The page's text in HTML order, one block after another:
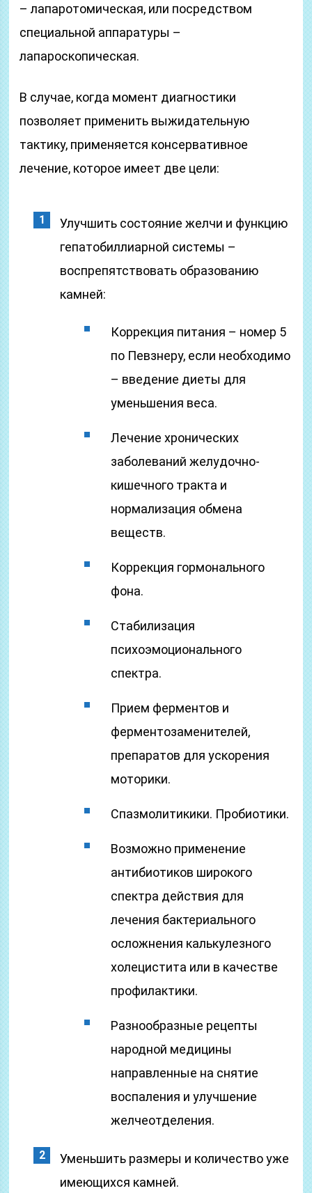
– лапаротомическая, или посредством
специальной аппаратуры –
лапароскопическая.
В случае, когда момент диагностики
позволяет применить выжидательную
тактику, применяется консервативное
лечение, которое имеет две цели:
Улучшить состояние желчи и функцию
гепатобиллиарной системы –
воспрепятствовать образованию
камней:
Коррекция питания – номер 5
по Певзнеру, если необходимо
– введение диеты для
уменьшения веса.
Лечение хронических
заболеваний желудочно-
кишечного тракта и
нормализация обмена
веществ.
Коррекция гормонального
фона.
Стабилизация
психоэмоционального
спектра.
Прием ферментов и
ферментозаменителей,
препаратов для ускорения
моторики.
Спазмолитикики. Пробиотики.
Возможно применение
антибиотиков широкого
спектра действия для
лечения бактериального
осложнения калькулезного
холецистита или в качестве
профилактики.
Разнообразные рецепты
народной медицины
направленные на снятие
воспаления и улучшение
желчеотделения.
Уменьшить размеры и количество уже
имеющихся камней.